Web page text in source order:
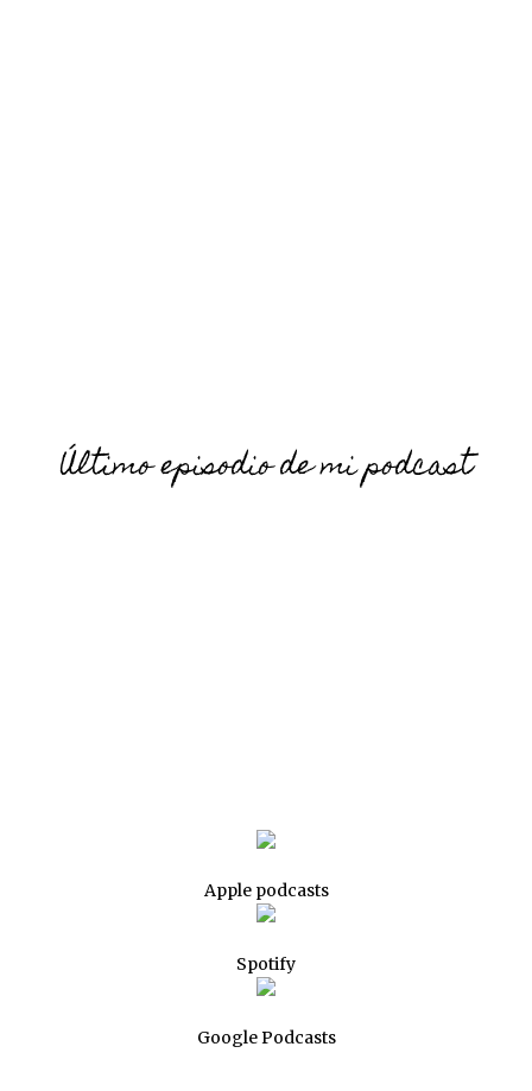
Último episodio de mi podcast
Apple podcasts
Spotify
Google Podcasts